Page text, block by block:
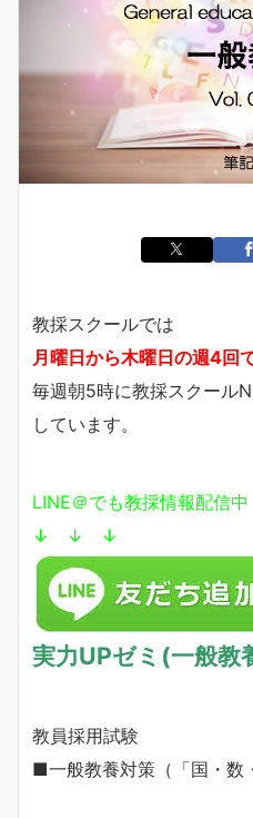
教採スクールでは
月曜日から木曜日の週4回
毎週朝5時に教採スクール
しています。
LINE＠でも教採情報配信中
↓ ↓ ↓
実力UPゼミ(一般教
教員採用試験
■一般教養対策（「国・数